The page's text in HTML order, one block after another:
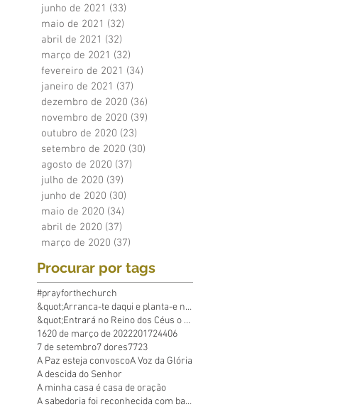
junho de 2021 (33)
maio de 2021 (32)
abril de 2021 (32)
março de 2021 (32)
fevereiro de 2021 (34)
janeiro de 2021 (37)
dezembro de 2020 (36)
novembro de 2020 (39)
outubro de 2020 (23)
setembro de 2020 (30)
agosto de 2020 (37)
julho de 2020 (39)
junho de 2020 (30)
maio de 2020 (34)
abril de 2020 (37)
março de 2020 (37)
Procurar por tags
#prayforthechurch
&quot;Arranca-te daqui e planta-e no mar&q
&quot;Entrará no Reino dos Céus o que põe em p
1620 de março de 2022201724406
7 de setembro7 dores7723
A Paz esteja convoscoA Voz da Glória
A descida do Senhor
A minha casa é casa de oração
A sabedoria foi reconhecida com base em Suas obras